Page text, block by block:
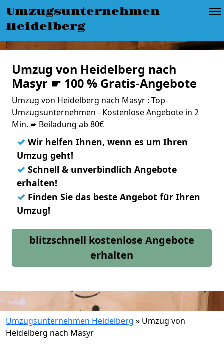
Umzugsunternehmen
Heidelberg
Umzug von Heidelberg nach
Masyr ☛ 100 % Gratis-Angebote
Umzug von Heidelberg nach Masyr : Top-
Umzugsunternehmen - Kostenlose Angebote in 2
Min. ➨ Beiladung ab 80€
✓ Wir helfen Ihnen, wenn es um Ihren
Umzug geht!
✓ Schnell & unverbindlich Angebote
erhalten!
✓ Finden Sie das beste Angebot für Ihren
Umzug!
blitzschnell kostenlose Angebote
erhalten
Umzugsunternehmen Heidelberg » Umzug von
Heidelberg nach Masyr